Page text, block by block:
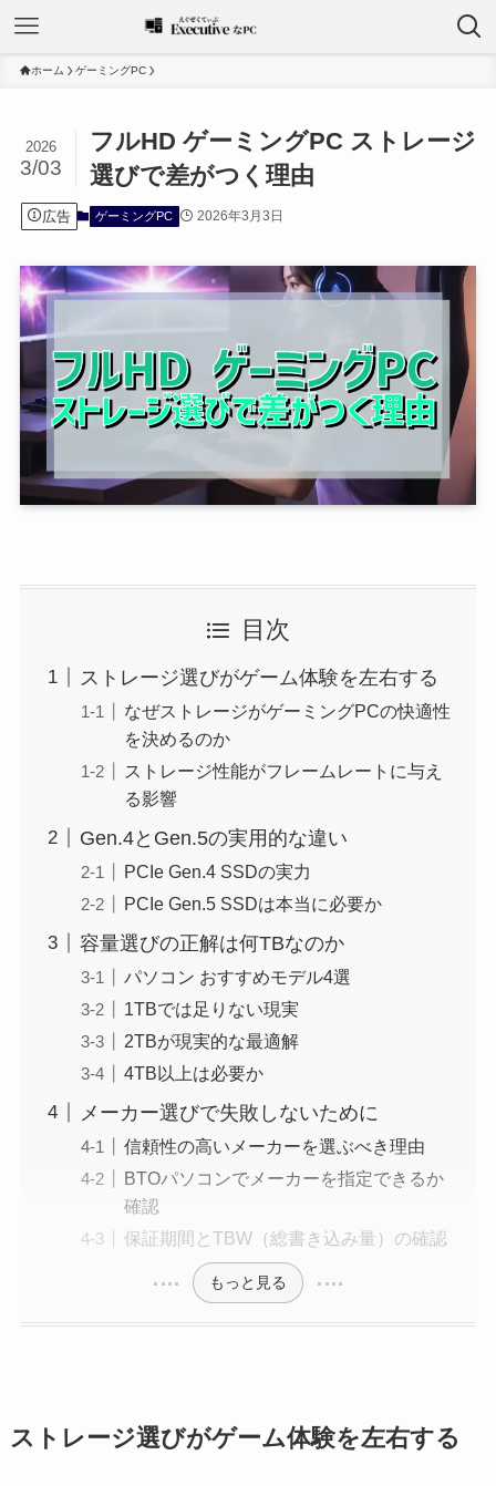
ホーム ゲーミングPC
フルHD ゲーミングPC ストレージ
選びで差がつく理由
2026
3/03
広告 ゲーミングPC 2026年3月3日
目次
ストレージ選びがゲーム体験を左右する
なぜストレージがゲーミングPCの快適性
を決めるのか
ストレージ性能がフレームレートに与え
る影響
Gen.4とGen.5の実用的な違い
PCIe Gen.4 SSDの実力
PCIe Gen.5 SSDは本当に必要か
容量選びの正解は何TBなのか
パソコン おすすめモデル4選
1TBでは足りない現実
2TBが現実的な最適解
4TB以上は必要か
メーカー選びで失敗しないために
信頼性の高いメーカーを選ぶべき理由
BTOパソコンでメーカーを指定できるか
確認
保証期間とTBW（総書き込み量）の確認
もっと見る
ストレージ選びがゲーム体験を左右する